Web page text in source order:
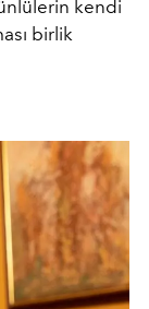
kendi
birlik